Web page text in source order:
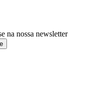
na nossa newsletter